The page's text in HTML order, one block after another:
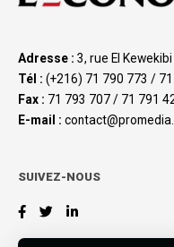
Adresse : 3, rue El
Tél : (+216) 71 790 773 /
Fax : 71 793 707 / 71 791
E-mail :
SUIVEZ-NOUS